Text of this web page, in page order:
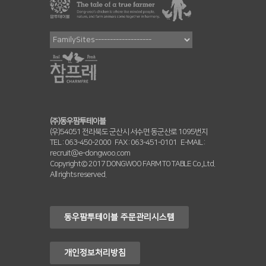
(주)동우팜투테이블
(우)54051 전라북도 군산시 서수면 동군산로 1095번지
TEL : 063-450-2000 FAX : 063-451-0101
E-MAIL :
recruit@e-dongwoo.com
Copyright© 2017 DONGWOO FARM TO TABLE Co.,Ltd.
All rights reserved.
동우팜투테이블 주문관리시스템
개인정보처리방침